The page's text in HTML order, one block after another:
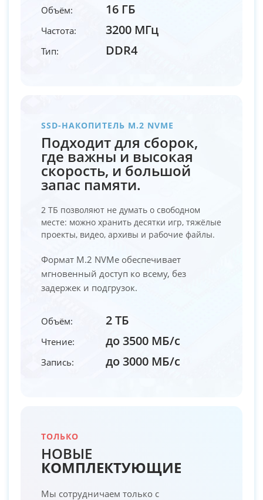
Объём: 16 ГБ
Частота: 3200 МГц
Тип: DDR4
SSD-НАКОПИТЕЛЬ M.2 NVME
Подходит для сборок,
где важны и высокая
скорость, и большой
запас памяти.
2 ТБ позволяют не думать о свободном
месте: можно хранить десятки игр, тяжёлые
проекты, видео, архивы и рабочие файлы.
Формат M.2 NVMe обеспечивает
мгновенный доступ ко всему, без
задержек и подгрузок.
Объём: 2 ТБ
Чтение: до 3500 МБ/с
Запись: до 3000 МБ/с
ТОЛЬКО
НОВЫЕ
КОМПЛЕКТУЮЩИЕ
Мы сотрудничаем только с